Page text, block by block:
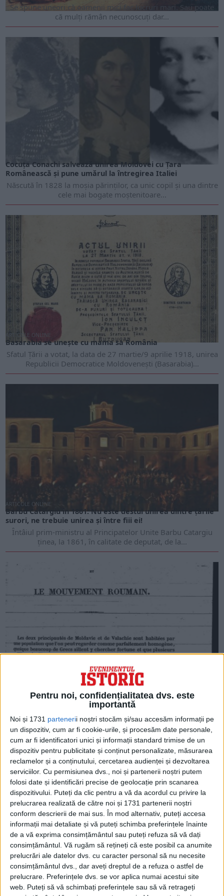
Pentru noi, confidențialitatea dvs. este
importantă
Noi și 1731 partenerii noștri stocăm și/sau accesăm informații pe
un dispozitiv, cum ar fi cookie-urile, și procesăm date personale,
cum ar fi identificatori unici și informații standard trimise de un
dispozitiv pentru publicitate și conținut personalizate, măsurarea
reclamelor și a conținutului, cercetarea audienței și dezvoltarea
serviciilor. Cu permisiunea dvs., noi și partenerii noștri putem
folosi date și identificări precise de geolocație prin scanarea
dispozitivului. Puteți da clic pentru a vă da acordul cu privire la
prelucrarea realizată de către noi și 1731 partenerii noștri
conform descrierii de mai sus. În mod alternativ, puteți accesa
informații mai detaliate și vă puteți schimba preferințele înainte
de a vă exprima consimțământul sau puteți refuza să vă dați
consimțământul. Vă rugăm să rețineți că este posibil ca anumite
prelucrări ale datelor dvs. cu caracter personal să nu necesite
consimțământul dvs., dar aveți dreptul de a refuza o astfel de
prelucrare. Preferințele dvs. se vor aplica numai acestui site
web. Puteți să vă schimbați preferințele sau să vă retrageți
Se spune uneori că oamenii mici fac lucruri mari. Sau poate
că mulți rămân necunoscuți dar...
Cocuța Conachi salvează unirea Moldovei cu Țara
Românească și pune umărul la întregirea Italiei
Născută în 1828 la moșia părinților, ca unic copil și una dintre
cele mai bogate moștenitoare...
ARTICOLE ONLINE
Basarabia se unește cu mama sa România
Sfatul Țării a votat, la data de 27 martie/9 aprilie 1918, unirea
Republicii Democratice Moldovenești (Basarabia)...
ARTICOLE ONLINE
Barbu Catargiu în 1861: Nu este destul unirea dintre țările
surori, ne trebuie unirea și între fiii ei!
Întâiul prim-ministru al Principatelor Unite Barbu Catargiu
ținea, la 1861, în calitate de deputat, de la...
Hippolyte Desprez la 1848: Unitate teritorială se numește
România, dacă nu în limba tratatelor cel puțin în cea a
Susținător al unirii Principatelor Române, Hippolyte Desprez
publica în Revue des Deux Mondes din ianuarie 1848,...
ARTICOLE ONLINE
Documentul american care-l incriminează pe Ion Iliescu
pentru ratarea unirii cu Republica Moldova